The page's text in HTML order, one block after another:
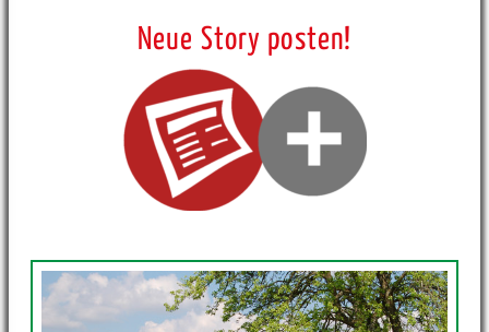
Neue Story posten!